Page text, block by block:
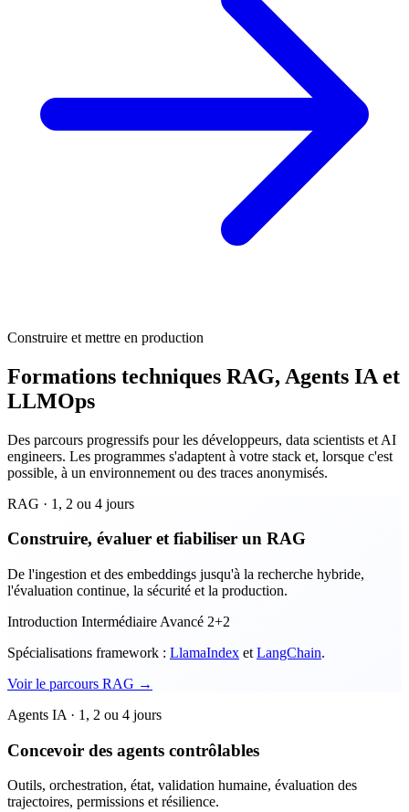
Construire et mettre en production
Formations techniques RAG, Agents IA et
LLMOps
Des parcours progressifs pour les développeurs, data scientists et AI
engineers. Les programmes s'adaptent à votre stack et, lorsque c'est
possible, à un environnement ou des traces anonymisés.
RAG · 1, 2 ou 4 jours
Construire, évaluer et fiabiliser un RAG
De l'ingestion et des embeddings jusqu'à la recherche hybride,
l'évaluation continue, la sécurité et la production.
Introduction Intermédiaire Avancé 2+2
Spécialisations framework : LlamaIndex et LangChain.
Voir le parcours RAG →
Agents IA · 1, 2 ou 4 jours
Concevoir des agents contrôlables
Outils, orchestration, état, validation humaine, évaluation des
trajectoires, permissions et résilience.